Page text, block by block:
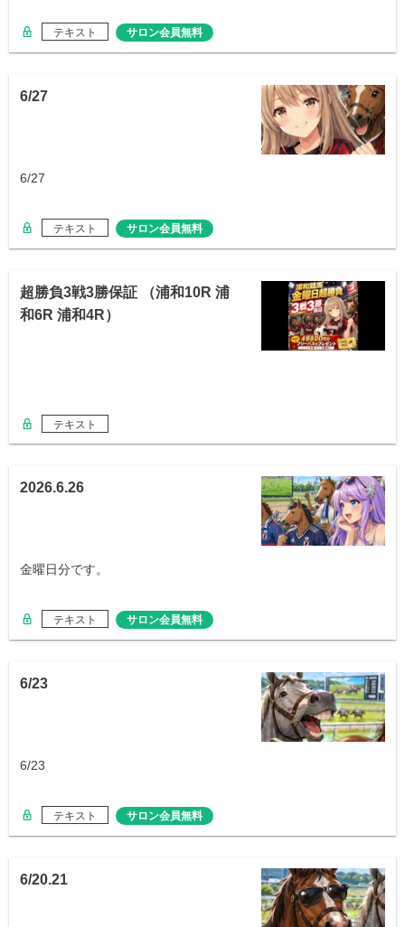
テキスト サロン会員無料
6/27
6/27
テキスト サロン会員無料
超勝負3戦3勝保証 （浦和10R 浦
和6R 浦和4R）
テキスト
2026.6.26
金曜日分です。
テキスト サロン会員無料
6/23
6/23
テキスト サロン会員無料
6/20.21